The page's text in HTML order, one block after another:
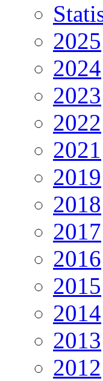
2025
2024
2023
2022
2021
2019
2018
2017
2016
2015
2014
2013
2012